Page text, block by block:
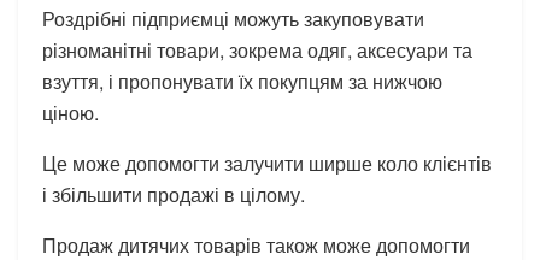
Роздрібні підприємці можуть закуповувати
різноманітні товари, зокрема одяг, аксесуари та
взуття, і пропонувати їх покупцям за нижчою
ціною.
Це може допомогти залучити ширше коло клієнтів
і збільшити продажі в цілому.
Продаж дитячих товарів також може допомогти